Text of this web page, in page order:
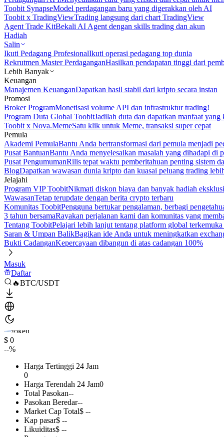
Toobit SynapseModel perdagangan baru yang digerakkan oleh AI
Toobit x TradingViewTrading langsung dari chart TradingView
Agent Trade KitBekali AI Agent dengan skills trading dan akun
Hadiah
Salin
Ikuti Pedagang ProfesionalIkuti operasi pedagang top dunia
Rekrutmen Master PerdaganganHasilkan pendapatan tinggi dari
Lebih Banyak
Keuangan
Manajemen KeuanganDapatkan hasil stabil dari kripto secara instan
Promosi
Broker ProgramMonetisasi volume API dan infrastruktur trading!
Program Duta Global ToobitJadilah duta dan dapatkan manfaat
Toobit x Nova.MemeSatu klik untuk Meme, transaksi super cepat
Pemula
Akademi PemulaBantu Anda bertransformasi dari pemula menjadi
Pusat BantuanBantu Anda menyelesaikan masalah yang dihadapi di
Pusat PengumumanRilis tepat waktu pemberitahuan penting sistem
BlogDapatkan wawasan dunia kripto dan kuasai peluang trading
Jelajahi
Program VIP ToobitNikmati diskon biaya dan banyak hadiah
WawasanTetap terupdate dengan berita crypto terbaru
Komunitas ToobitPengguna bertukar pengalaman, berbagi
3 tahun bersamaRayakan perjalanan kami dan komunitas yang
Tentang ToobitPelajari lebih lanjut tentang platform global
Saran & Umpan BalikBagikan ide Anda untuk meningkatkan
Bukti CadanganKepercayaan dibangun di atas cadangan 100%
Masuk
Daftar
🔥BTC/USDT
$ 0
--%
Harga Tertinggi 24 Jam
0
Harga Terendah 24 Jam0
Total Pasokan--
Pasokan Beredar--
Market Cap Total$ --
Kap pasar$ --
Likuiditas$ --